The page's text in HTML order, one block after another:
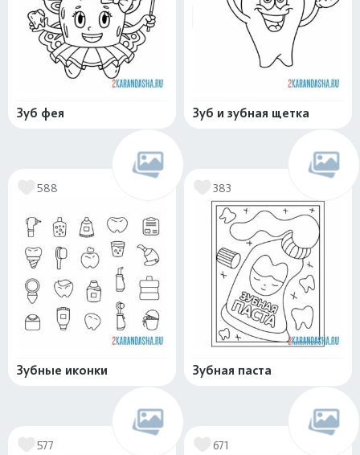
Зуб фея Зуб и зубная щетка
588
Зубные иконки
383
Зубная паста
577 671